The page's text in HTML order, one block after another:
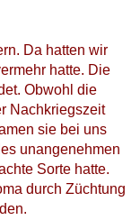
Da hatten wir
hatte. Die
Obwohl die
Nachkriegszeit
sie bei uns
unangenehmen
Sorte hatte.
durch Züchtung